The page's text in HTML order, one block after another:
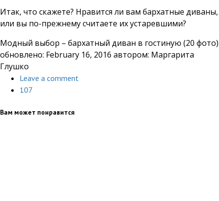
Итак, что скажете? Нравится ли вам бархатные диваны,
или вы по-прежнему считаете их устаревшими?
Модный выбор – бархатный диван в гостиную (20 фото)
обновлено: February 16, 2016 автором: Маргарита
Глушко
Leave a comment
107
Вам может понравится